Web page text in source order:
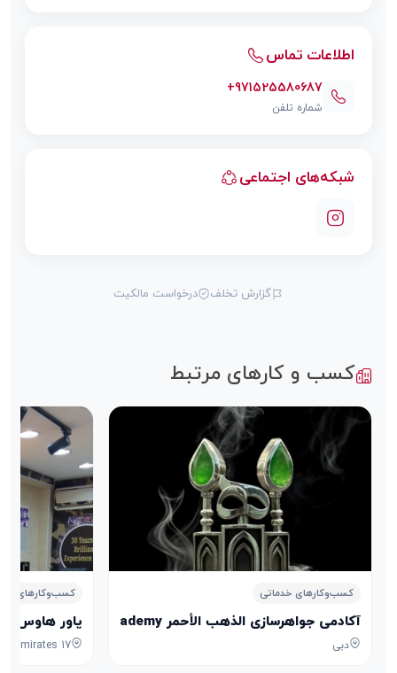
اطلاعات تماس
+971525580687
شماره تلفن
شبکه‌های اجتماعی
گزارش تخلف درخواست مالکیت
کسب و کارهای مرتبط
کسب‌وکارهای خدماتی
آکادمی جواهرسازی الذهب الأحمر Aldhahab Alahmar Jewelry Academy
دبی
کسب‌وکارهای
پاور هاوس POWER HOUSE